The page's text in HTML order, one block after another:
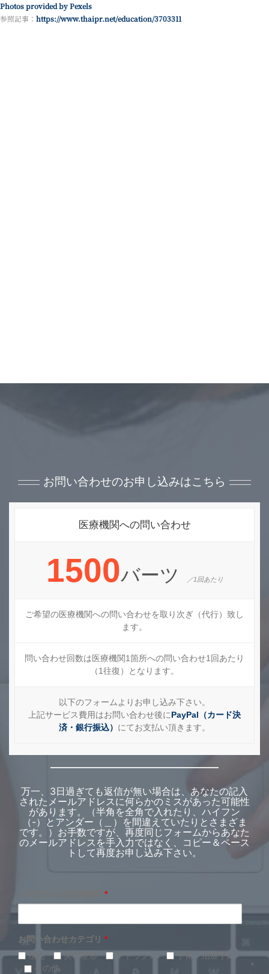
Photos provided by Pexels
参照記事： https://www.thaipr.net/education/3703311
お問い合わせのお申し込みはこちら
医療機関への問い合わせ
1500バーツ ／1回あたり
ご希望の医療機関への問い合わせを取り次ぎ（代行）致し
ます。
問い合わせ回数は医療機関1箇所への問い合わせ1回あたり
（1往復）となります。
以下のフォームよりお申し込み下さい。
上記サービス費用はお問い合わせ後にPayPal（カード決
済・銀行振込） にてお支払い頂きます。
万一、3日過ぎても返信が無い場合は、あなたの記入
されたメールアドレスに何らかのミスがあった可能性
があります。（半角を全角で入れたり、ハイフン
（-）とアンダー（＿）を間違えていたりとさまざま
です。）お手数ですが、再度同じフォームからあなた
のメールアドレスを手入力ではなく、コピー＆ペース
トして再度お申し込み下さい。
*
お問い合わせカテゴリ *
植毛
美容整形 デトックス
手術・治療予約
その他